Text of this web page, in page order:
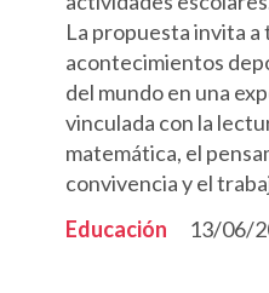
La propuesta invita
acontecimientos
del mundo en una
vinculada con la
matemática, el
convivencia y el
Educación
13/06/